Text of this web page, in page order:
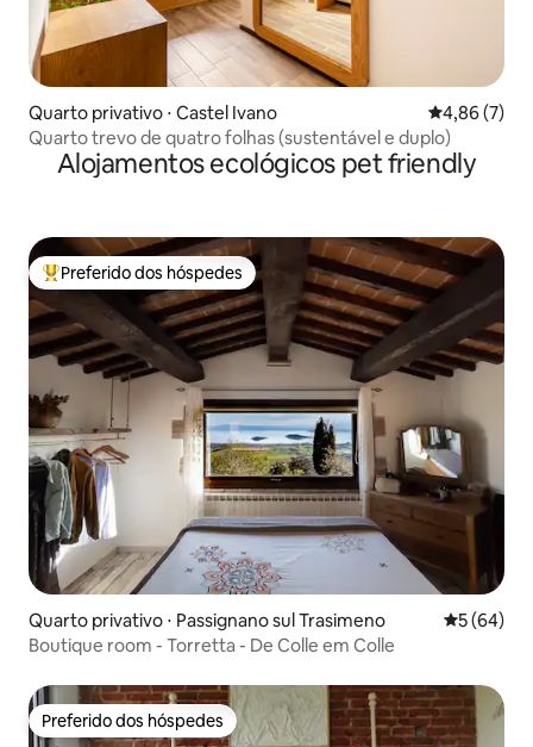
Quarto privativo ⋅ Castel Ivano 4,86 de uma
4,86 (7)
Quarto trevo de quatro folhas (sustentável e duplo)
Alojamentos ecológicos pet friendly
Entre os melhores preferidos dos hóspedes
Preferido dos hóspedes
Quarto privativo ⋅ Passignano sul Trasimeno 5 de uma
5 (64)
Boutique room - Torretta - De Colle em Colle
Preferido dos hóspedes
Preferido dos hóspedes